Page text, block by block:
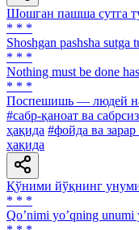
Шошган пашша сутга
* * *
Shoshgan pashsha sutga
* * *
Nothing must be done
* * *
Поспешишь — людей
#сабр-қаноат ва
ҳақида #фойда ва зарар
ҳақида
Қўними йўқнинг
* * *
Qoʼnimi yoʼqning unumi